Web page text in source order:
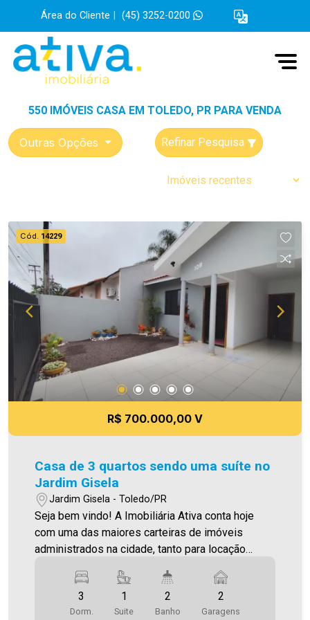
Área do Cliente (45) 3252-0200
550 IMÓVEIS CASA EM TOLEDO, PR PARA VENDA
Outras Opções Refinar Pesquisa
Cód. 14229
R$ 700.000,00 V
Casa de 3 quartos sendo uma suíte no
Jardim Gisela
Jardim Gisela - Toledo/PR
Seja bem vindo! A Imobiliária Ativa conta hoje
com uma das maiores carteiras de imóveis
administrados na cidade, tanto para locação
opções! Excelente oportunidade para quem
busca um imóvel completo e pronto para morar!
Características do imóvel: 3 quartos, sendo 1
3
Dorm.
1
Suite
2
Banho
2
Garagens